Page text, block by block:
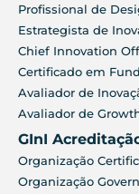
Profissional de
Estrategista de
Chief Innovation
Certificado em
Avaliador de
Avaliador de
GInI
Organização
Organização